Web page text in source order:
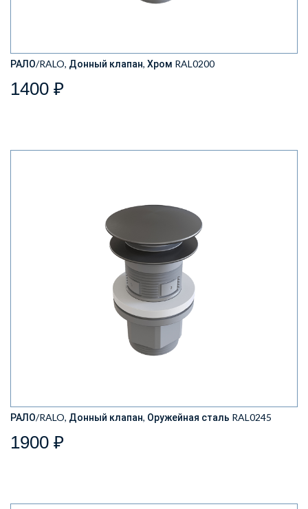
РАЛО/RALO, Донный клапан, Хром RAL0200
1400 ₽
РАЛО/RALO, Донный клапан, Оружейная сталь RAL0245
1900 ₽